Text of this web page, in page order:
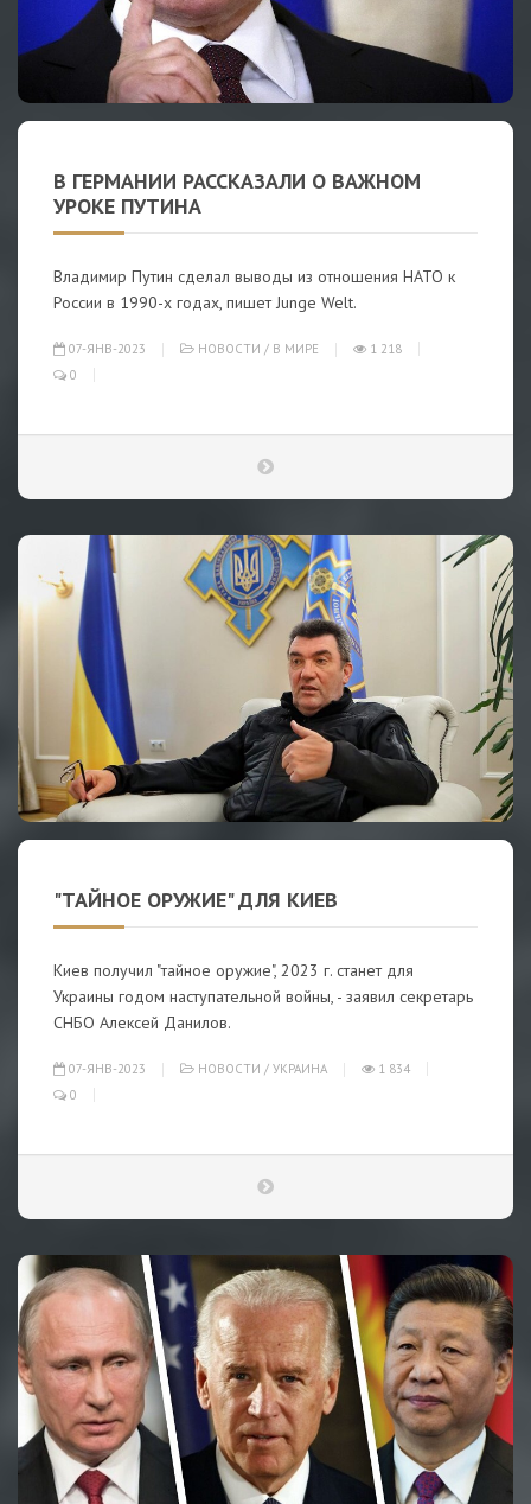
В ГЕРМАНИИ РАССКАЗАЛИ О ВАЖНОМ
УРОКЕ ПУТИНА
Владимир Путин сделал выводы из отношения НАТО к
России в 1990-х годах, пишет Junge Welt.
07-ЯНВ-2023 НОВОСТИ / В МИРЕ
1 218
0
"ТАЙНОЕ ОРУЖИЕ" ДЛЯ КИЕВ
Киев получил "тайное оружие", 2023 г. станет для
Украины годом наступательной войны, - заявил секретарь
СНБО Алексей Данилов.
07-ЯНВ-2023 НОВОСТИ / УКРАИНА
1 834
0